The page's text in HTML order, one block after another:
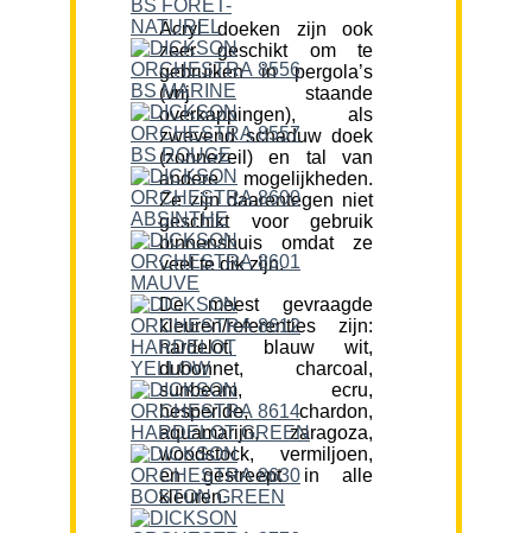
Acryl doeken zijn ook
zeer geschikt om te
gebruiken in pergola’s
(vrij staande
overkappingen), als
zwevend schaduw doek
(zonnezeil) en tal van
andere mogelijkheden.
Ze zijn daarentegen niet
geschikt voor gebruik
binnenshuis omdat ze
veel te dik zijn.
De meest gevraagde
kleuren/referenties zijn:
hardelot, blauw wit,
dubonnet, charcoal,
sunbeam, ecru,
hesperide, chardon,
aquamarijn, zaragoza,
woodstock, vermiljoen,
en gestreept in alle
kleuren.